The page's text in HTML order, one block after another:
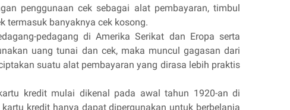
penggunaan cek sebagai alat pembayaran, timbul
termasuk banyaknya cek kosong.
pedagang di Amerika Serikat dan Eropa serta
uang tunai dan cek, maka muncul gagasan dari
suatu alat pembayaran yang dirasa lebih praktis
kredit mulai dikenal pada awal tahun 1920-an di
kredit hanya dapat dipergunakan untuk berbelanja